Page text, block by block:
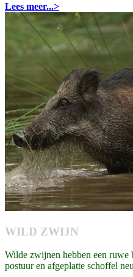
Lees meer...>
WILD ZWIJN
Wilde zwijnen hebben een ruwe
postuur en afgeplatte schoffel